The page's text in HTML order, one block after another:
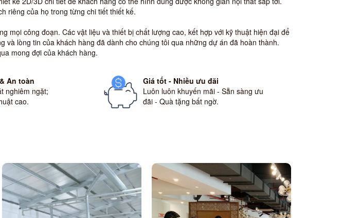
riêng của họ trong từng chi tiết thiết kế.
mọi công đoạn. Các vật liệu và thiết bị chất lượng cao, kết hợp với kỹ thuật hiện đại để
lòng tin của khách hàng đã dành cho chúng tôi qua những dự án đã hoàn thành.
mong đợi của khách hàng.
An toàn
nghiêm ngặt;
cao.
Giá tốt - Nhiều ưu đãi
Luôn luôn khuyến mãi - Sẵn sàng ưu
đãi - Quà tặng bất ngờ.